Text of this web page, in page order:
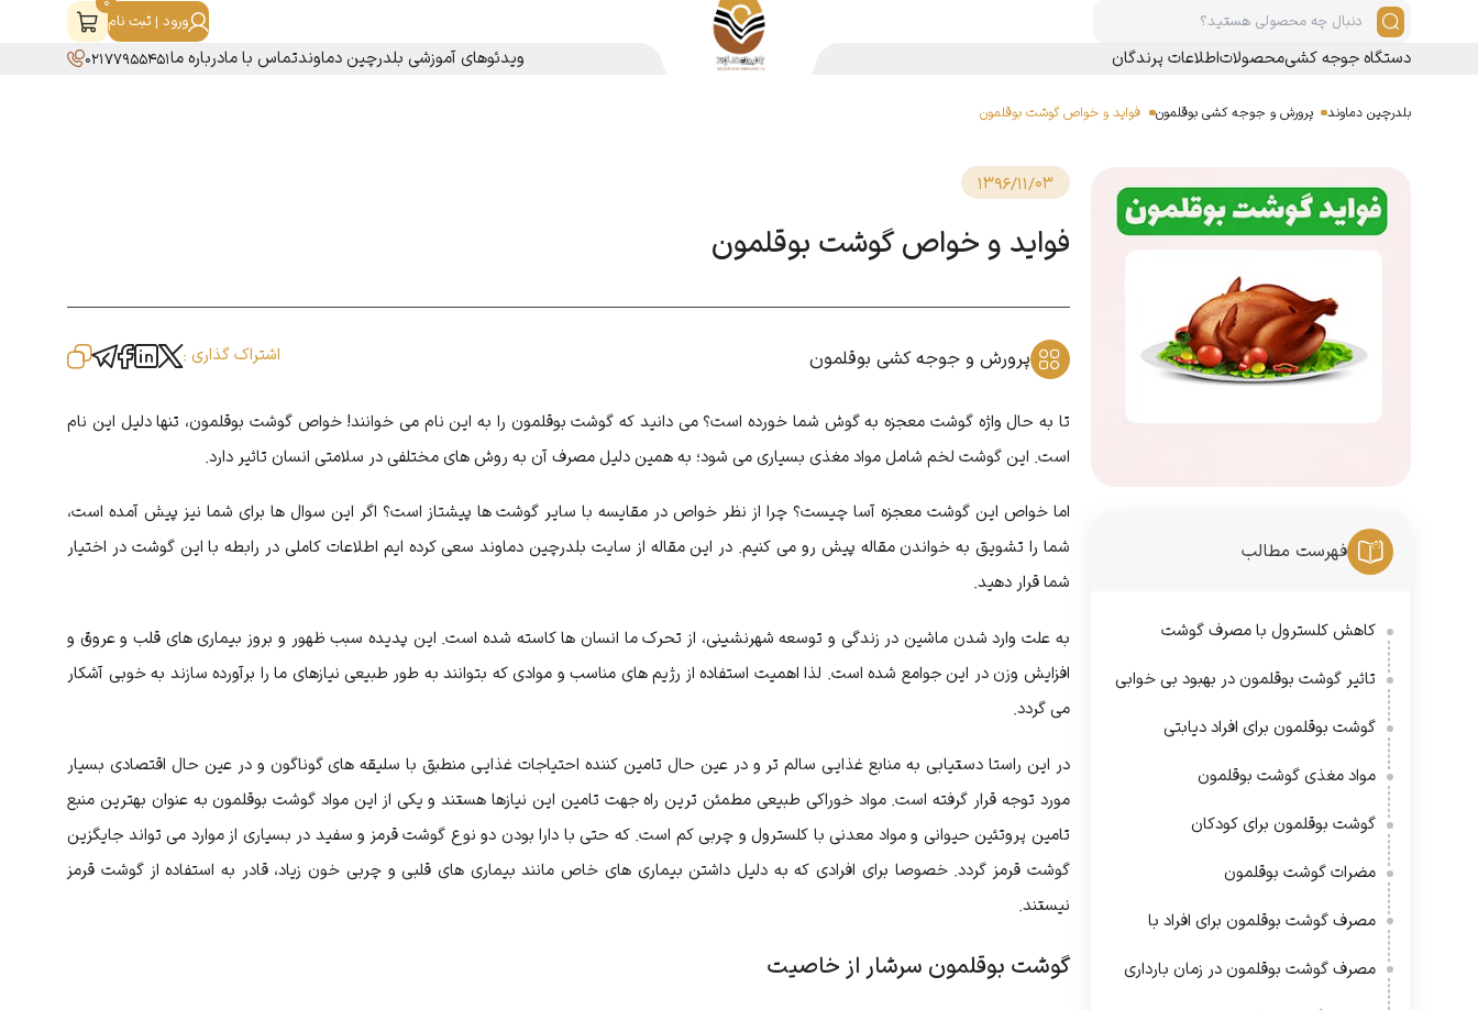
ورود | ثبت نام
دستگاه جوجه کشیمحصولاتاطلاعات پرندگان ویدئوهای آموزشی بلدرچین دماوندتماس با مادرباره ما02177955451
بلدرچین دماوند پرورش و جوجه کشی بوقلمون فوايد و خواص گوشت بوقلمون
فهرست مطالب
کاهش کلسترول با مصرف گوشت
تاثیر گوشت بوقلمون در بهبود بی خوابی
گوشت بوقلمون برای افراد دیابتی
مواد مغذی گوشت بوقلمون
گوشت بوقلمون برای کودکان
مضرات گوشت بوقلمون
مصرف گوشت بوقلمون برای افراد با
مصرف گوشت بوقلمون در زمان بارداری
1396/11/03
فوايد و خواص گوشت بوقلمون
پرورش و جوجه کشی بوقلمون اشتراک گذاری :
تا به حال واژه گوشت معجزه به گوش شما خورده است؟ می دانید که گوشت بوقلمون را به این نام می خوانند! خواص گوشت بوقلمون، تنها دلیل این نام
است. این گوشت لخم شامل مواد مغذی بسیاری می شود؛ به همین دلیل مصرف آن به روش های مختلفی در سلامتی انسان تاثیر دارد.
اما خواص این گوشت معجزه آسا چیست؟ چرا از نظر خواص در مقایسه با سایر گوشت ها پیشتاز است؟ اگر این سوال ها برای شما نیز پیش آمده است،
شما را تشویق به خواندن مقاله پیش رو می کنیم. در این مقاله از سایت بلدرچین دماوند سعی کرده ایم اطلاعات کاملی در رابطه با این گوشت در اختیار
شما قرار دهید.
به علت وارد شدن ماشین در زندگی و توسعه شهرنشینی، از تحرک ما انسان ها کاسته شده است. این پدیده سبب ظهور و بروز بیماری های قلب و عروق و
افزایش وزن در این جوامع شده است. لذا اهمیت استفاده از رژیم های مناسب و موادی که بتوانند به طور طبیعی نیازهای ما را برآورده سازند به خوبی آشکار
می گردد.
در این راستا دستیابی به منابع غذایی سالم تر و در عین حال تامین کننده احتیاجات غذایی منطبق با سلیقه های گوناگون و در عین حال اقتصادی بسیار
مورد توجه قرار گرفته است. مواد خوراکی طبیعی مطمئن ترین راه جهت تامین این نیازها هستند و یکی از این مواد گوشت بوقلمون به عنوان بهترین منبع
تامین پروتئین حیوانی و مواد معدنی با کلسترول و چربی کم است. که حتی با دارا بودن دو نوع گوشت قرمز و سفید در بسیاری از موارد می تواند جایگزین
گوشت قرمز گردد. خصوصا برای افرادی که به دلیل داشتن بیماری های خاص مانند بیماری های قلبی و چربی خون زیاد، قادر به استفاده از گوشت قرمز
نیستند.
گوشت بوقلمون سرشار از خاصیت